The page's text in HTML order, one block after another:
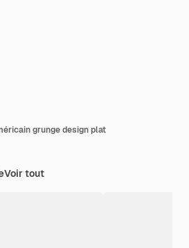
grunge design plat
Voir tout